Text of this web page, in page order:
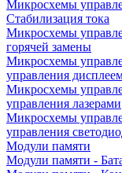
Микросхемы
Стабилизация тока
Микросхемы
горячей замены
Микросхемы
управления
Микросхемы
управления лазерами
Микросхемы
управления
Модули памяти
Модули памяти -